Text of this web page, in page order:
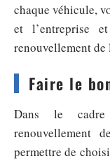
chaque véhicule,
et l’entreprise
renouvellement de
Faire le
Dans le cadre
renouvellement
permettre de